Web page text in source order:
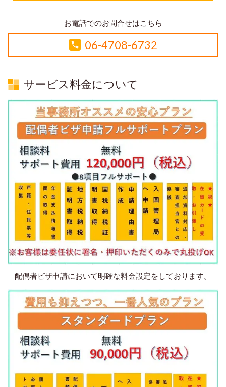
お電話でのお問合せはこちら
06-4708-6732
サービス料金について
配偶者ビザ申請において明確な料金設定をしております。